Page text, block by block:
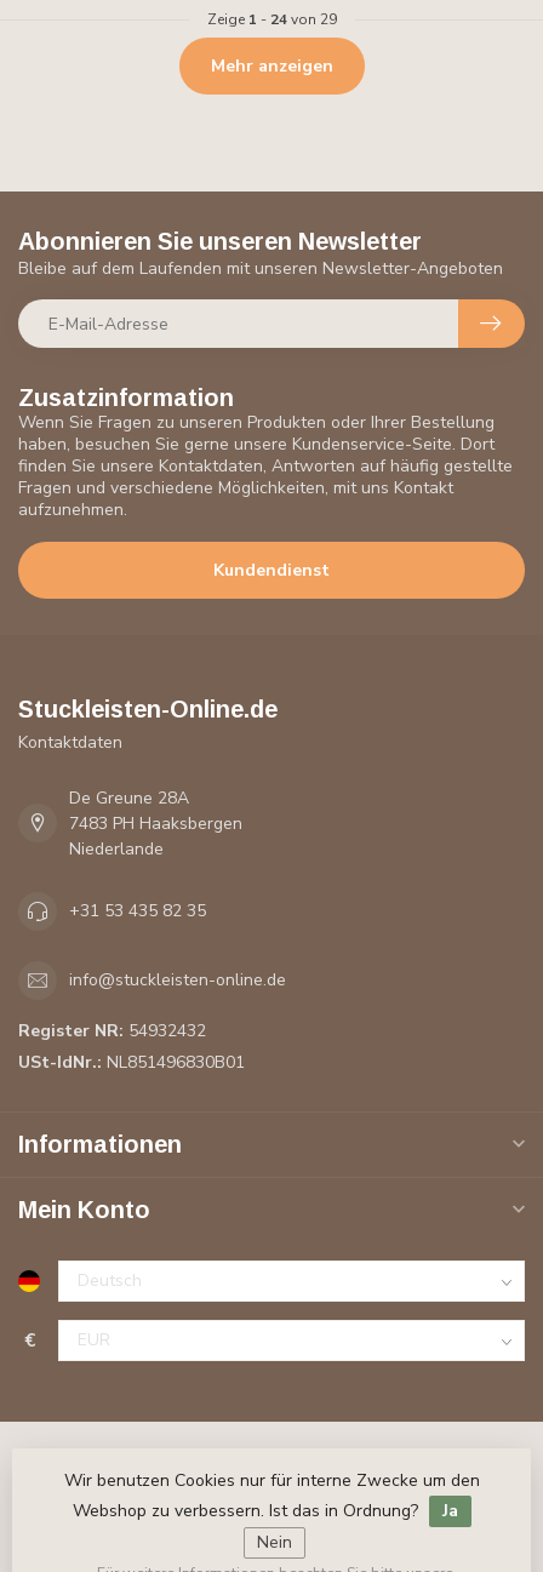
Zeige 1 - 24von 29
Mehr anzeigen
Zusatzinformation
Wenn Sie Fragen zu unseren Produkten oder Ihrer Bestellung
haben, besuchen Sie gerne unsere Kundenservice-Seite. Dort
finden Sie unsere Kontaktdaten, Antworten auf häufig gestellte
Fragen und verschiedene Möglichkeiten, mit uns Kontakt
aufzunehmen.
Kundendienst
Abonnieren Sie unseren Newsletter
Bleibe auf dem Laufenden mit unseren Newsletter-Angeboten
Stuckleisten-Online.de
Kontaktdaten
De Greune 28A
7483 PH Haaksbergen
Niederlande
+31 53 435 82 35
info@stuckleisten-online.de
Register NR: 54932432
USt-IdNr.: NL851496830B01
Informationen
Mein Konto
€
Wir benutzen Cookies nur für interne Zwecke um den
Webshop zu verbessern. Ist das in Ordnung?
Ja
Nein